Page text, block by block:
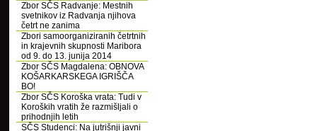
Zbor SČS Radvanje: Mestnih
svetnikov iz Radvanja njihova
četrt ne zanima
Zbori samoorganiziranih četrtnih
in krajevnih skupnosti Maribora
od 9. do 13. junija 2014
Zbor SČS Magdalena: OBNOVA
KOŠARKARSKEGA IGRIŠČA
BO!
Zbor SČS Koroška vrata: Tudi v
Koroških vratih že razmišljali o
prihodnjih letih
SČS Studenci: Na jutrišnji javni